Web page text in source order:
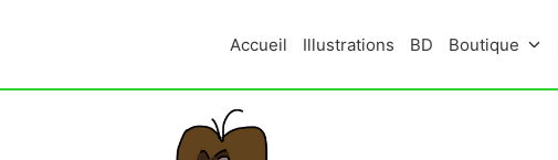
Accueil Illustrations BD Boutique